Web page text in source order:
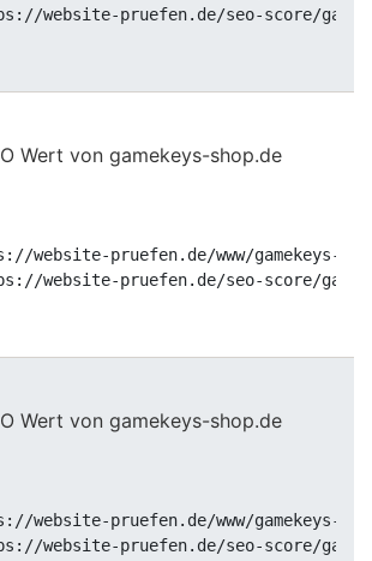
website-pruefen.de/seo-score/
website-pruefen.de/www/gamekeys-
website-pruefen.de/seo-score/
website-pruefen.de/www/gamekeys-
website-pruefen.de/seo-score/